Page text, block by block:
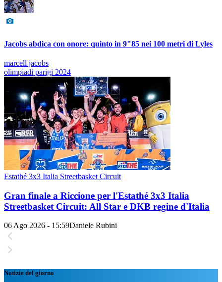
Jacobs abdica con onore: quinto in 9"85 nei 100 metri di Lyles
marcell jacobs
olimpiadi parigi 2024
Estathé 3x3 Italia Streetbasket Circuit
Gran finale a Riccione per l'Estathé 3x3 Italia
Streetbasket Circuit: All Star e DKB regine d'Italia
06 Ago 2026 - 15:59Daniele Rubini
Notizie del giorno